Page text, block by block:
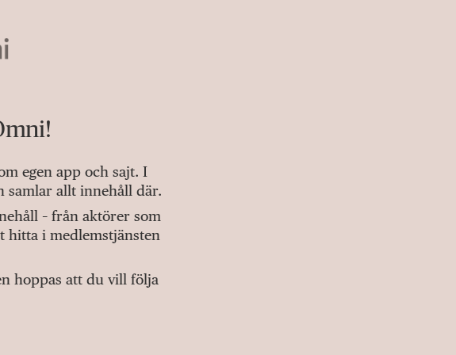
egen app och sajt. I
samlar allt innehåll där.
– från aktörer som
hitta i medlemstjänsten
hoppas att du vill följa